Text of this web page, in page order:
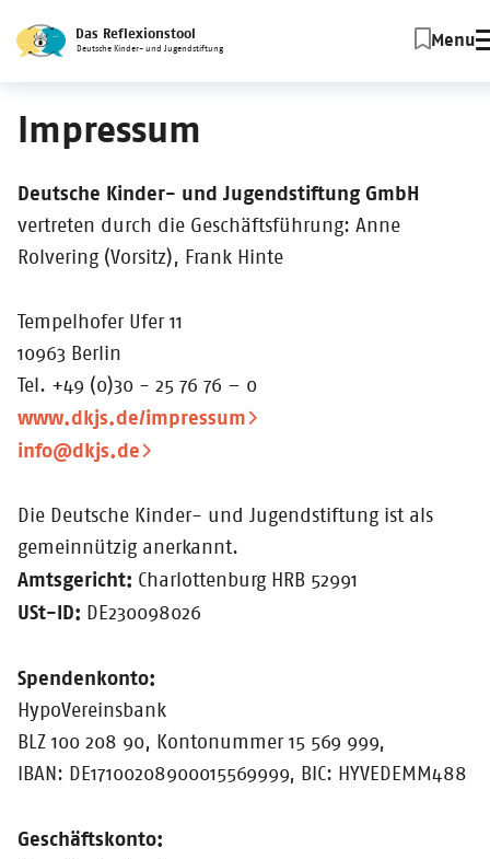
Das Reflexionstool
Deutsche Kinder- und Jugendstiftung Menu
Impressum
Deutsche Kinder- und Jugendstiftung GmbH
vertreten durch die Geschäftsführung: Anne
Rolvering (Vorsitz), Frank Hinte
Tempelhofer Ufer 11
10963 Berlin
Tel. +49 (0)30 - 25 76 76 – 0
www.dkjs.de/impressum
info@dkjs.de
Die Deutsche Kinder- und Jugendstiftung ist als
gemeinnützig anerkannt.
Amtsgericht: Charlottenburg HRB 52991
USt-ID: DE230098026
Spendenkonto:
HypoVereinsbank
BLZ 100 208 90, Kontonummer 15 569 999,
IBAN: DE17100208900015569999, BIC: HYVEDEMM488
Geschäftskonto: